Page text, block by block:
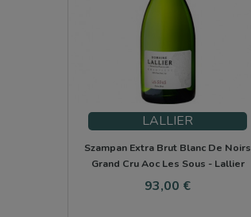
LALLIER
Szampan Extra Brut Blanc De Noirs
Grand Cru Aoc Les Sous - Lallier
Cena
93,00 €